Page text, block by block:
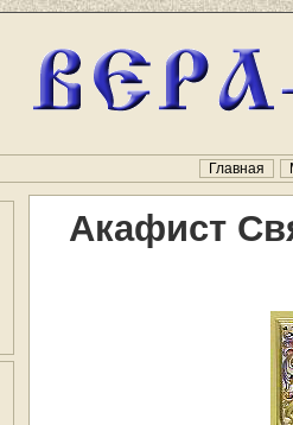
Главная
Акафист